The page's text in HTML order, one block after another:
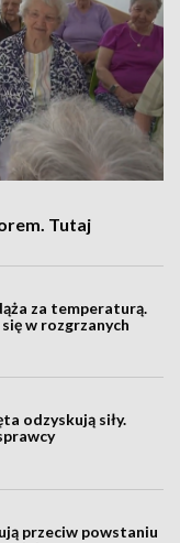
Tutaj
za temperaturą.
w rozgrzanych
odzyskują siły.
przeciw powstaniu